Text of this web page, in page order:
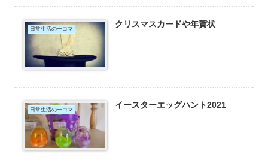
日常生活の一コマ クリスマスカードや年賀状
日常生活の一コマ イースターエッグハント2021